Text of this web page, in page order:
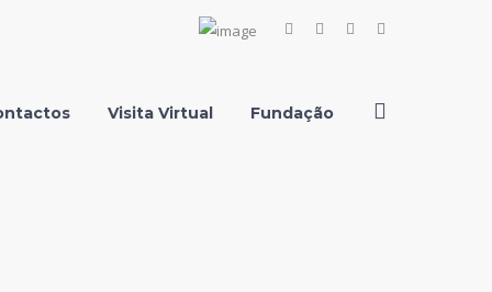
FacebookInstagramYoutube
Visita Virtual Fundação